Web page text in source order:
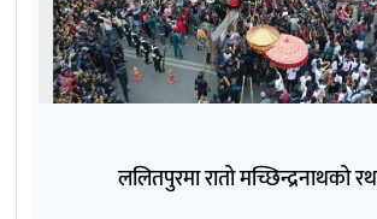
ललितपुरमा रातो मच्छिन्द्रनाथको